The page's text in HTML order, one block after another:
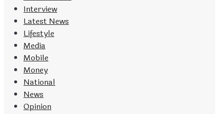
Interview
Latest News
Lifestyle
Media
Mobile
Money
National
News
Opinion